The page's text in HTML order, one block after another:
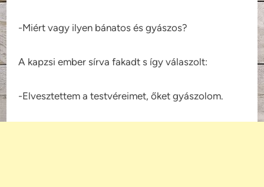
-Miért vagy ilyen bánatos és gyászos?
A kapzsi ember sírva fakadt s így válaszolt:
-Elvesztettem a testvéreimet, őket gyászolom.